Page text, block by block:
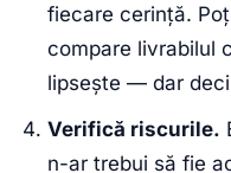
fiecare cerință.
compare livrabilul
lipsește — dar
Verifică riscurile.
n-ar trebui să fie